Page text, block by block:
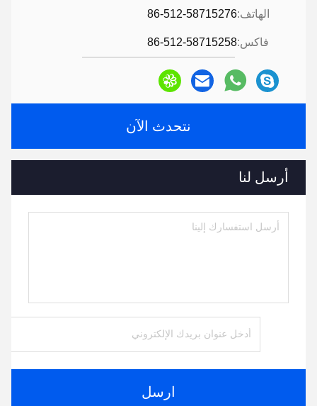
الهاتف:86-512-58715276
فاكس:86-512-58715258
نتحدث الآن
أرسل لنا
ارسل